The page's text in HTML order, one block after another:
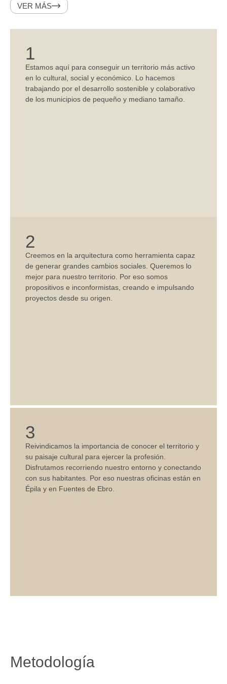
VER MÁS
1
Estamos aquí para conseguir un territorio más activo
en lo cultural, social y económico. Lo hacemos
trabajando por el desarrollo sostenible y colaborativo
de los municipios de pequeño y mediano tamaño.
2
Creemos en la arquitectura como herramienta capaz
de generar grandes cambios sociales. Queremos lo
mejor para nuestro territorio. Por eso somos
propositivos e inconformistas, creando e impulsando
proyectos desde su origen.
3
Reivindicamos la importancia de conocer el territorio y
su paisaje cultural para ejercer la profesión.
Disfrutamos recorriendo nuestro entorno y conectando
con sus habitantes. Por eso nuestras oficinas están en
Épila y en Fuentes de Ebro.
Metodología